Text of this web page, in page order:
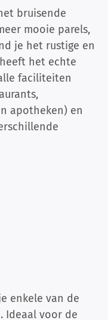
bruisende
mooie parels,
je het rustige en
het echte
faciliteiten
apotheken) en
enkele van de
Ideaal voor de